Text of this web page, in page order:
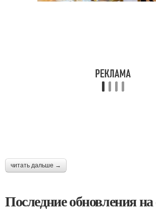
читать дальше →
Последние обновления на